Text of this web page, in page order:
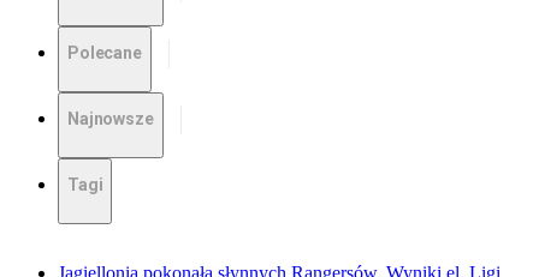
Polecane
Najnowsze
Tagi
Jagiellonia pokonała słynnych Rangersów. Wyniki el. Ligi